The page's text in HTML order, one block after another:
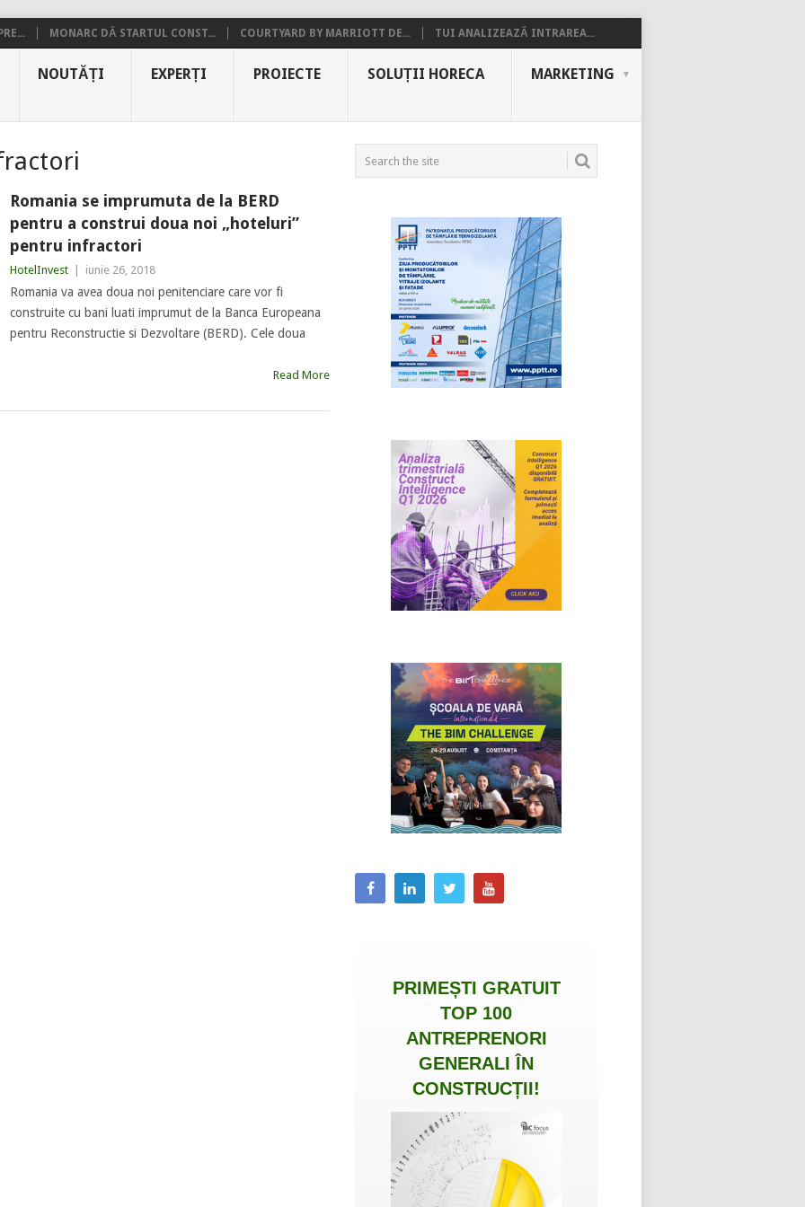
MONARC DĂ STARTUL CONST... COURTYARD BY MARRIOTT DE... TUI ANALIZEAZĂ INTRAREA...
NOUTĂȚI EXPERȚI PROIECTE SOLUȚII HORECA MARKETING
Romania se imprumuta de la BERD
pentru a construi doua noi „hoteluri”
pentru infractori
HotelInvest iunie 26, 2018
Romania va avea doua noi penitenciare care vor fi
construite cu bani luati imprumut de la Banca Europeana
pentru Reconstructie si Dezvoltare (BERD). Cele doua
Read More
PRIMEȘTI GRATUIT
TOP 100
ANTREPRENORI
GENERALI ÎN
CONSTRUCȚII!